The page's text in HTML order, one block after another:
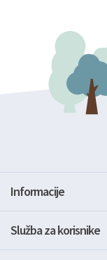
Informacije
Služba za korisnike